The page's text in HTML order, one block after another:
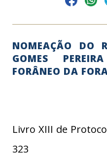
NOMEAÇÃO DO
GOMES
FORÂNEO DA
Livro XIII de
323